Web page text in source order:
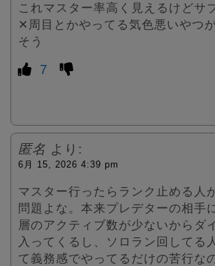
これマスター率高く見えるけどサ
✕周目とかやってる気色悪いやつ
そう
7
匿名 より:
6月 15, 2026 4:39 pm
マスター行ったらランク止める人
問題よな。本来プレデターの相手
層のアクティブ数が少ないからダ
入ってくるし、ソロラン回してる
て義務感でやってるだけの苦行な